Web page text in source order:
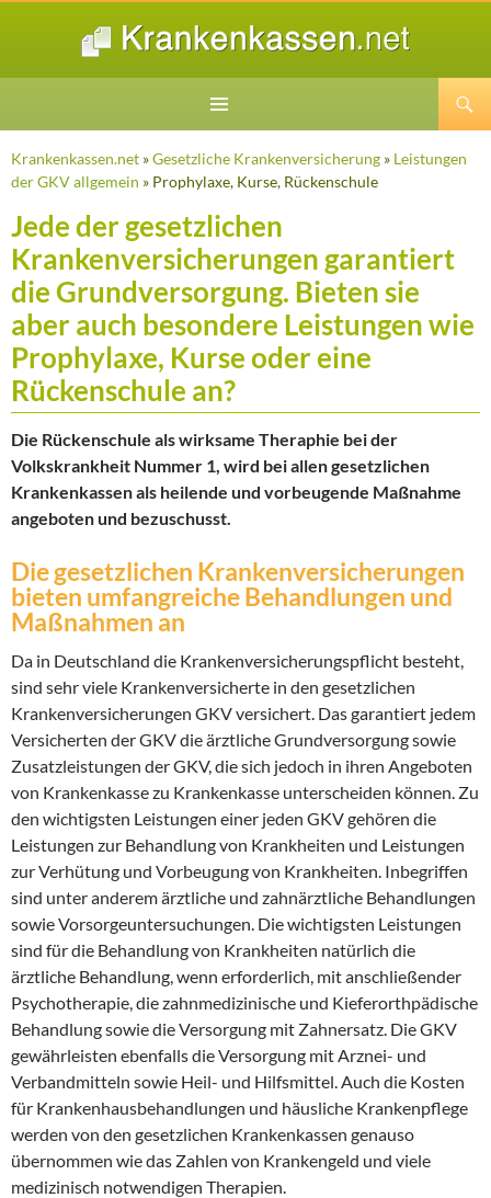
SPRINGEN
Krankenkassen.net »Gesetzliche Krankenversicherung » Leistungen
der GKV allgemein » Prophylaxe, Kurse, Rückenschule
Jede der gesetzlichen
Krankenversicherungen garantiert
die Grundversorgung. Bieten sie
aber auch besondere Leistungen wie
Prophylaxe, Kurse oder eine
Rückenschule an?
Die Rückenschule als wirksame Theraphie bei der
Volkskrankheit Nummer 1, wird bei allen gesetzlichen
Krankenkassen als heilende und vorbeugende Maßnahme
angeboten und bezuschusst.
Die gesetzlichen Krankenversicherungen
bieten umfangreiche Behandlungen und
Maßnahmen an
Da in Deutschland die Krankenversicherungspflicht besteht,
sind sehr viele Krankenversicherte in den gesetzlichen
Krankenversicherungen GKV versichert. Das garantiert jedem
Versicherten der GKV die ärztliche Grundversorgung sowie
Zusatzleistungen der GKV, die sich jedoch in ihren Angeboten
von Krankenkasse zu Krankenkasse unterscheiden können. Zu
den wichtigsten Leistungen einer jeden GKV gehören die
Leistungen zur Behandlung von Krankheiten und Leistungen
zur Verhütung und Vorbeugung von Krankheiten. Inbegriffen
sind unter anderem ärztliche und zahnärztliche Behandlungen
sowie Vorsorgeuntersuchungen. Die wichtigsten Leistungen
sind für die Behandlung von Krankheiten natürlich die
ärztliche Behandlung, wenn erforderlich, mit anschließender
Psychotherapie, die zahnmedizinische und Kieferorthpädische
Behandlung sowie die Versorgung mit Zahnersatz. Die GKV
gewährleisten ebenfalls die Versorgung mit Arznei- und
Verbandmitteln sowie Heil- und Hilfsmittel. Auch die Kosten
für Krankenhausbehandlungen und häusliche Krankenpflege
werden von den gesetzlichen Krankenkassen genauso
übernommen wie das Zahlen von Krankengeld und viele
medizinisch notwendigen Therapien.